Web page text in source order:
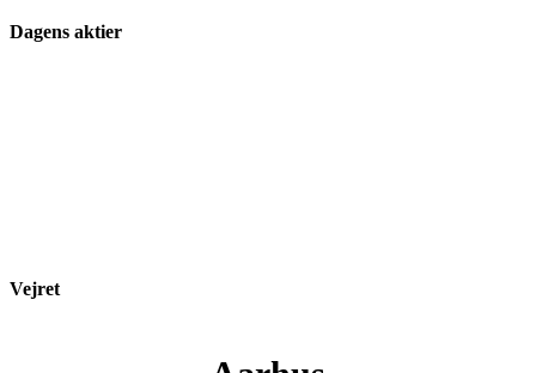
Dagens aktier
Vejret